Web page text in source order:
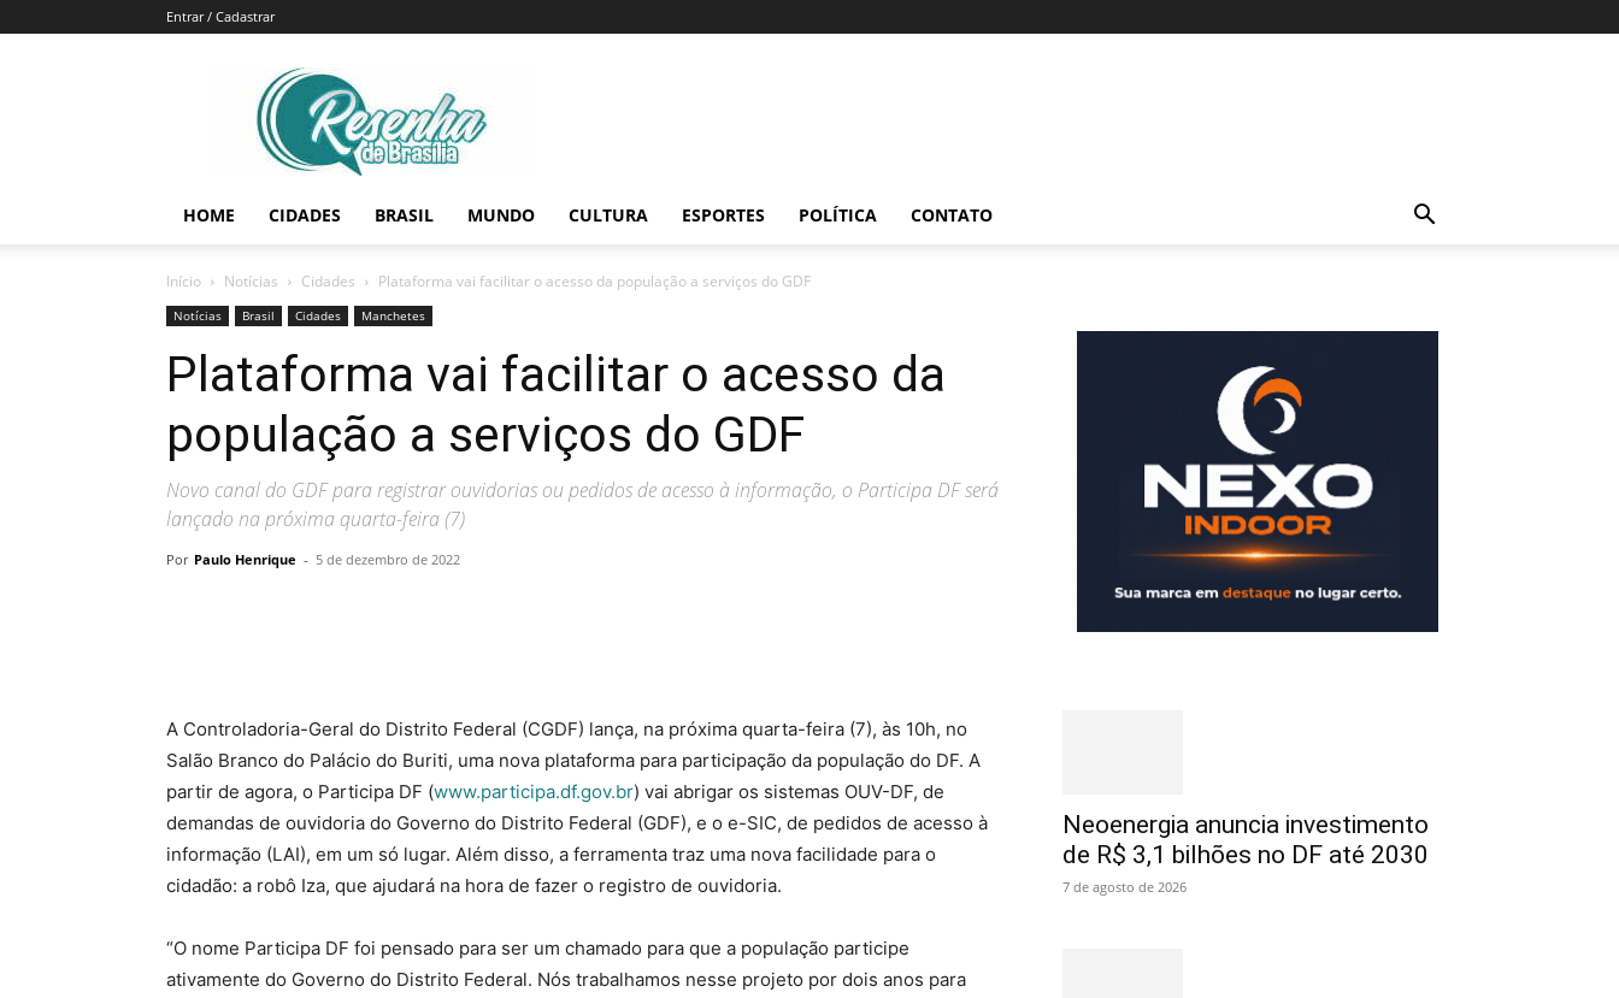
Entrar / Cadastrar
de
Brasília
HOME CIDADES BRASIL MUNDO CULTURA ESPORTES POLÍTICA CONTATO
Início Notícias Cidades Plataforma vai facilitar o acesso da população a serviços do GDF
Notícias Brasil Cidades Manchetes
Plataforma vai facilitar o acesso da
população a serviços do GDF
Novo canal do GDF para registrar ouvidorias ou pedidos de acesso à informação, o Participa DF será
lançado na próxima quarta-feira (7)
Por Paulo Henrique - 5 de dezembro de 2022
A Controladoria-Geral do Distrito Federal (CGDF) lança, na próxima quarta-feira (7), às 10h, no
Salão Branco do Palácio do Buriti, uma nova plataforma para participação da população do DF. A
partir de agora, o Participa DF (www.participa.df.gov.br) vai abrigar os sistemas OUV-DF, de
demandas de ouvidoria do Governo do Distrito Federal (GDF), e o e-SIC, de pedidos de acesso à
informação (LAI), em um só lugar. Além disso, a ferramenta traz uma nova facilidade para o
cidadão: a robô Iza, que ajudará na hora de fazer o registro de ouvidoria.
“O nome Participa DF foi pensado para ser um chamado para que a população participe
ativamente do Governo do Distrito Federal. Nós trabalhamos nesse projeto por dois anos para
Neoenergia anuncia investimento
de R$ 3,1 bilhões no DF até 2030
7 de agosto de 2026